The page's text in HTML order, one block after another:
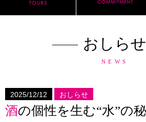
おしらせ
NEWS
2025/12/12 おしらせ
酒の個性を生む“水”の秘密 ＆ 御歳暮